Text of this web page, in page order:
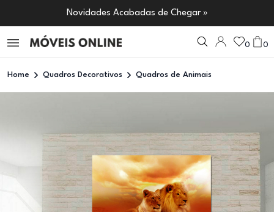
Novidades Acabadas de Chegar »
0 0
Home Quadros Decorativos Quadros de Animais